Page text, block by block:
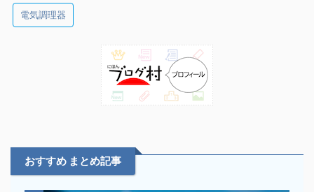
電気調理器
おすすめ まとめ記事